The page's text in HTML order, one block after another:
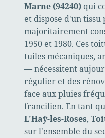
Marne (94240) qui
et dispose d'un
majoritairement
1950 et 1980. Ces
tuiles mécaniques,
— nécessitent
régulier et des
face aux pluies
francilien. En tant
L'Haÿ-les-Roses,
sur l'ensemble du